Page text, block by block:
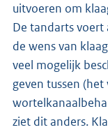
uitvoeren om
De tandarts voert
de wens van
veel mogelijk
geven tussen
ziet dit anders.